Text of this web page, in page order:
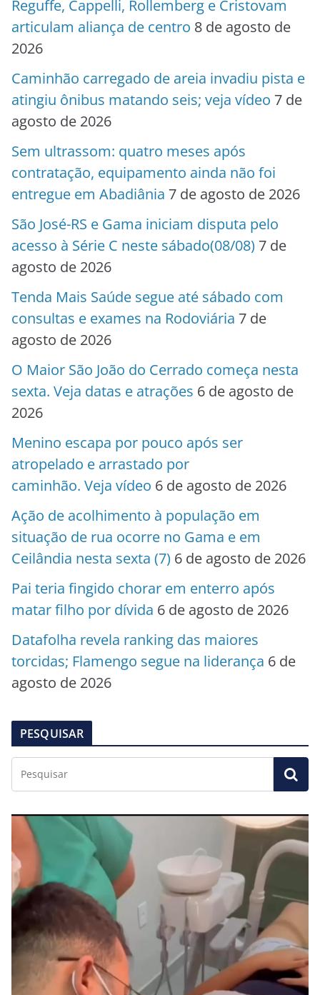
Reguffe, Cappelli, Rollemberg e Cristovam
articulam aliança de centro 8 de agosto de
2026
Caminhão carregado de areia invadiu pista e
atingiu ônibus matando seis; veja vídeo 7 de
agosto de 2026
Sem ultrassom: quatro meses após
contratação, equipamento ainda não foi
entregue em Abadiânia 7 de agosto de 2026
São José-RS e Gama iniciam disputa pelo
acesso à Série C neste sábado(08/08) 7 de
agosto de 2026
Tenda Mais Saúde segue até sábado com
consultas e exames na Rodoviária 7 de
agosto de 2026
O Maior São João do Cerrado começa nesta
sexta. Veja datas e atrações 6 de agosto de
2026
Menino escapa por pouco após ser
atropelado e arrastado por
caminhão. Veja vídeo 6 de agosto de 2026
Ação de acolhimento à população em
situação de rua ocorre no Gama e em
Ceilândia nesta sexta (7) 6 de agosto de 2026
Pai teria fingido chorar em enterro após
matar filho por dívida 6 de agosto de 2026
Datafolha revela ranking das maiores
torcidas; Flamengo segue na liderança 6 de
agosto de 2026
PESQUISAR